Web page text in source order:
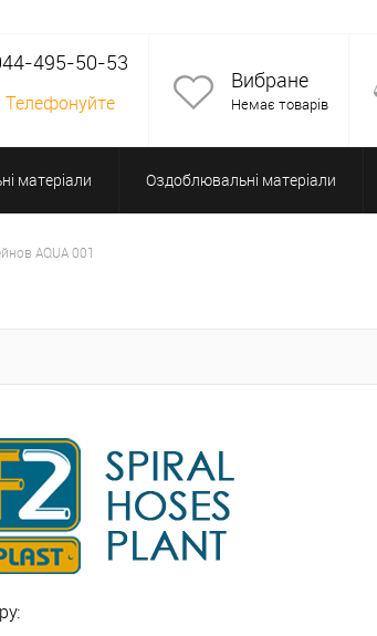
495-50-53
Телефонуйте
Вибране
Немає товарів
матеріали Оздоблювальні матеріали
AQUA 001